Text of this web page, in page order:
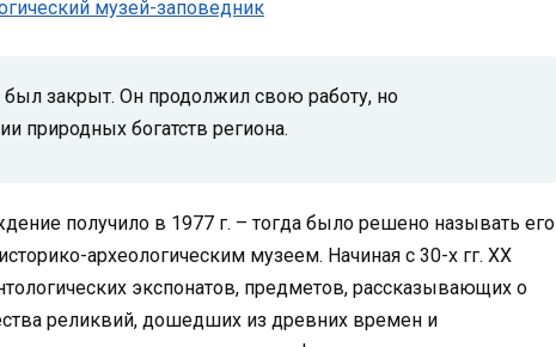
закрыт. Он продолжил свою работу, но
природных богатств региона.
получило в 1977 г. – тогда было решено называть его
археологическим музеем. Начиная с 30-х гг. XX
экспонатов, предметов, рассказывающих о
реликвий, дошедших из древних времен и